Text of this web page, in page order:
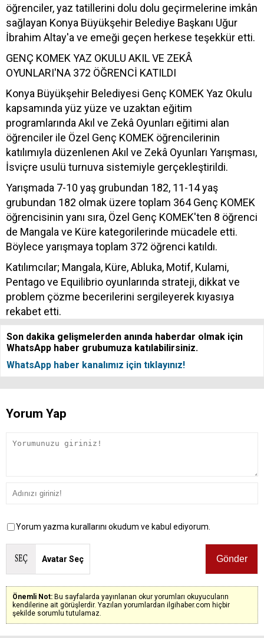
öğrenciler, yaz tatillerini dolu dolu geçirmelerine imkân
sağlayan Konya Büyükşehir Belediye Başkanı Uğur
İbrahim Altay'a ve emeği geçen herkese teşekkür etti.
GENÇ KOMEK YAZ OKULU AKIL VE ZEKÂ
OYUNLARI'NA 372 ÖĞRENCİ KATILDI
Konya Büyükşehir Belediyesi Genç KOMEK Yaz Okulu
kapsamında yüz yüze ve uzaktan eğitim
programlarında Akıl ve Zekâ Oyunları eğitimi alan
öğrenciler ile Özel Genç KOMEK öğrencilerinin
katılımıyla düzenlenen Akıl ve Zekâ Oyunları Yarışması,
İsviçre usulü turnuva sistemiyle gerçekleştirildi.
Yarışmada 7-10 yaş grubundan 182, 11-14 yaş
grubundan 182 olmak üzere toplam 364 Genç KOMEK
öğrencisinin yanı sıra, Özel Genç KOMEK'ten 8 öğrenci
de Mangala ve Küre kategorilerinde mücadele etti.
Böylece yarışmaya toplam 372 öğrenci katıldı.
Katılımcılar; Mangala, Küre, Abluka, Motif, Kulami,
Pentago ve Equilibrio oyunlarında strateji, dikkat ve
problem çözme becerilerini sergileyerek kıyasıya
rekabet etti.
Son dakika gelişmelerden anında haberdar olmak için
WhatsApp haber grubumuza katılabilirsiniz.
WhatsApp haber kanalımız için tıklayınız!
Yorum Yap
Yorum yazma kurallarını okudum ve kabul ediyorum.
Avatar Seç
Önemli Not: Bu sayfalarda yayınlanan okur yorumları okuyucuların
kendilerine ait görüşlerdir. Yazılan yorumlardan ilgihaber.com hiçbir
şekilde sorumlu tutulamaz.